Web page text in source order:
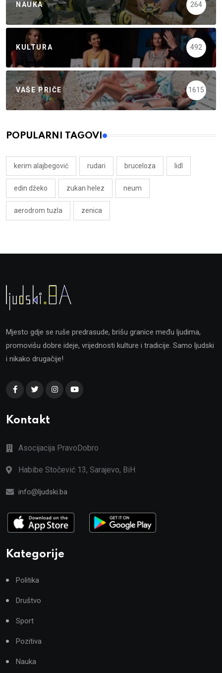
NAUKA 264
KULTURA 492
VAŠE PRIČE 1615
POPULARNI TAGOVI
kerim alajbegović rudari bruceloza lidl
edin džeko zukan helez neum
aerodrom tuzla zenica
Mjesto gdje se ruše predrasude, brišu granice među ljudima,
promovišu dobre ideje, vrijednosti kulture i tradicije. Samo ljudski
i nikako drugačije!
Kontakt
Asocijacija PravoDobro
Habibe Stočević 13, Sarajevo, BiH
info@ljudski.ba
Kategorije
Politika
Društvo
Sport
Pozitiva
Nauka